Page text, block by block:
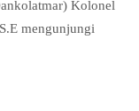
Kolonel
mengunjungi